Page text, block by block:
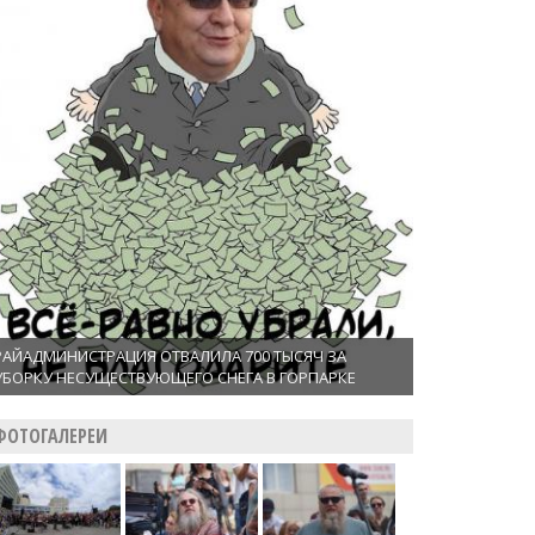
ОТВАЛИЛА 700 ТЫСЯЧ ЗА
НЕСУЩЕСТВУЮЩЕГО СНЕГА В ГОРПАРКЕ